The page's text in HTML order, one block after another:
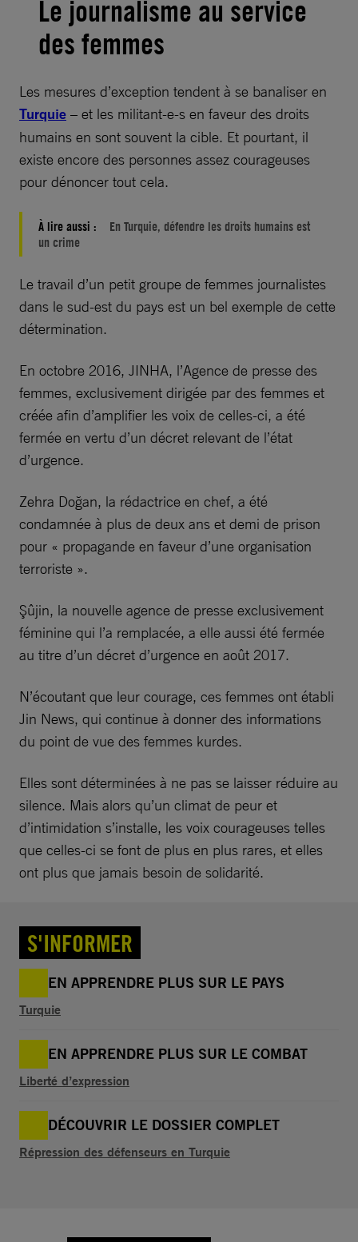
Le journalisme au service
des femmes
Les mesures d’exception tendent à se banaliser en
Turquie – et les militant-e-s en faveur des droits
humains en sont souvent la cible. Et pourtant, il
existe encore des personnes assez courageuses
pour dénoncer tout cela.
À lire aussi :
En Turquie, défendre les droits humains est
un crime
Le travail d’un petit groupe de femmes journalistes
dans le sud-est du pays est un bel exemple de cette
détermination.
En octobre 2016, JINHA, l’Agence de presse des
femmes, exclusivement dirigée par des femmes et
créée afin d’amplifier les voix de celles-ci, a été
fermée en vertu d’un décret relevant de l’état
d’urgence.
Zehra Doğan, la rédactrice en chef, a été
condamnée à plus de deux ans et demi de prison
pour « propagande en faveur d’une organisation
terroriste ».
Şûjin, la nouvelle agence de presse exclusivement
féminine qui l’a remplacée, a elle aussi été fermée
au titre d’un décret d’urgence en août 2017.
N’écoutant que leur courage, ces femmes ont établi
Jin News, qui continue à donner des informations
du point de vue des femmes kurdes.
Elles sont déterminées à ne pas se laisser réduire au
silence. Mais alors qu’un climat de peur et
d’intimidation s’installe, les voix courageuses telles
que celles-ci se font de plus en plus rares, et elles
ont plus que jamais besoin de solidarité.
S'INFORMER
EN APPRENDRE PLUS SUR LE PAYS
Turquie
EN APPRENDRE PLUS SUR LE COMBAT
Liberté d’expression
DÉCOUVRIR LE DOSSIER COMPLET
Répression des défenseurs en Turquie